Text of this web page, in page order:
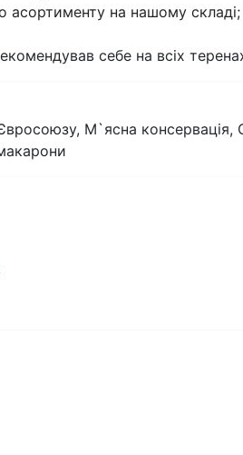
асортименту на нашому складі;
себе на всіх
М`ясна консервація,